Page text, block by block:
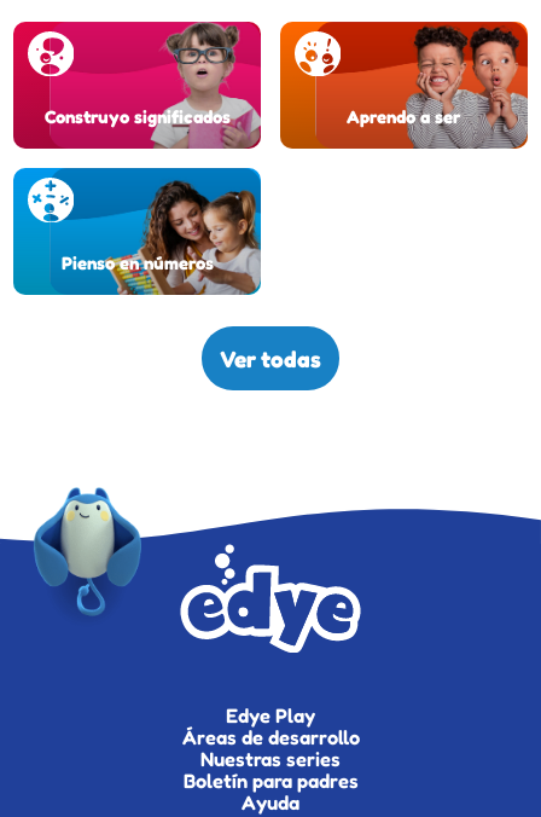
Construyo significados Aprendo a ser
Pienso en números
Ver todas
Edye Play
Áreas de desarrollo
Nuestras series
Boletín para padres
Ayuda